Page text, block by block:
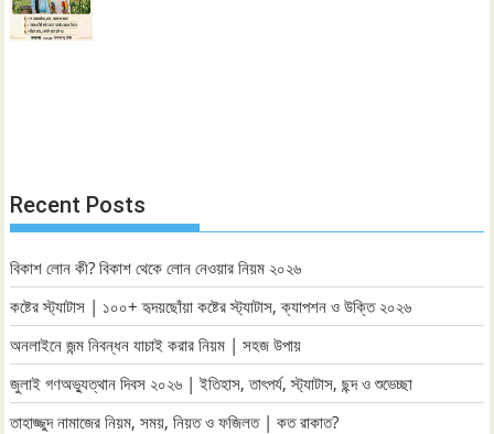
Recent Posts
বিকাশ লোন কী? বিকাশ থেকে লোন নেওয়ার নিয়ম ২০২৬
কষ্টের স্ট্যাটাস | ১০০+ হৃদয়ছোঁয়া কষ্টের স্ট্যাটাস, ক্যাপশন ও উক্তি ২০২৬
অনলাইনে জন্ম নিবন্ধন যাচাই করার নিয়ম | সহজ উপায়
জুলাই গণঅভ্যুত্থান দিবস ২০২৬ | ইতিহাস, তাৎপর্য, স্ট্যাটাস, ছন্দ ও শুভেচ্ছা
তাহাজ্জুদ নামাজের নিয়ম, সময়, নিয়ত ও ফজিলত | কত রাকাত?